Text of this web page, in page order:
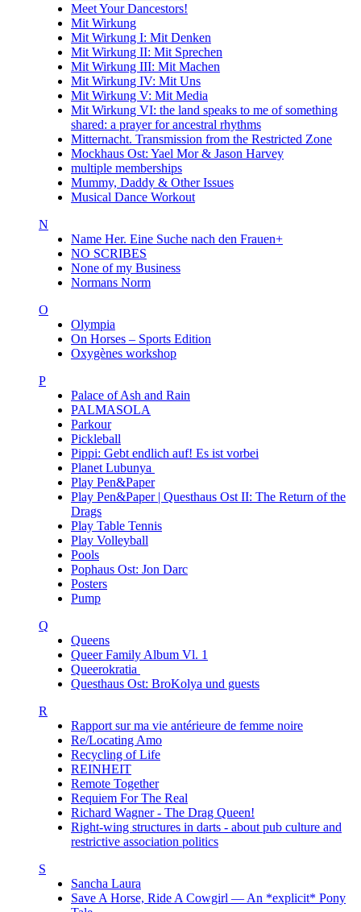
Meet Your Dancestors!
Mit Wirkung
Mit Wirkung I: Mit Denken
Mit Wirkung II: Mit Sprechen
Mit Wirkung III: Mit Machen
Mit Wirkung IV: Mit Uns
Mit Wirkung V: Mit Media
Mit Wirkung VI: the land speaks to me of something
shared: a prayer for ancestral rhythms
Mitternacht. Transmission from the Restricted Zone
Mockhaus Ost: Yael Mor & Jason Harvey
multiple memberships
Mummy, Daddy & Other Issues
Musical Dance Workout
N
Name Her. Eine Suche nach den Frauen+
NO SCRIBES
None of my Business
Normans Norm
O
Olympia
On Horses – Sports Edition
Oxygènes workshop
P
Palace of Ash and Rain
PALMASOLA
Parkour
Pickleball
Pippi: Gebt endlich auf! Es ist vorbei
Planet Lubunya
Play Pen&Paper
Play Pen&Paper | Questhaus Ost II: The Return of the
Drags
Play Table Tennis
Play Volleyball
Pools
Pophaus Ost: Jon Darc
Posters
Pump
Q
Queens
Queer Family Album Vl. 1
Queerokratia
Questhaus Ost: BroKolya und guests
R
Rapport sur ma vie antérieure de femme noire
Re/Locating Amo
Recycling of Life
REINHEIT
Remote Together
Requiem For The Real
Richard Wagner - The Drag Queen!
Right-wing structures in darts - about pub culture and
restrictive association politics
S
Sancha Laura
Save A Horse, Ride A Cowgirl — An *explicit* Pony